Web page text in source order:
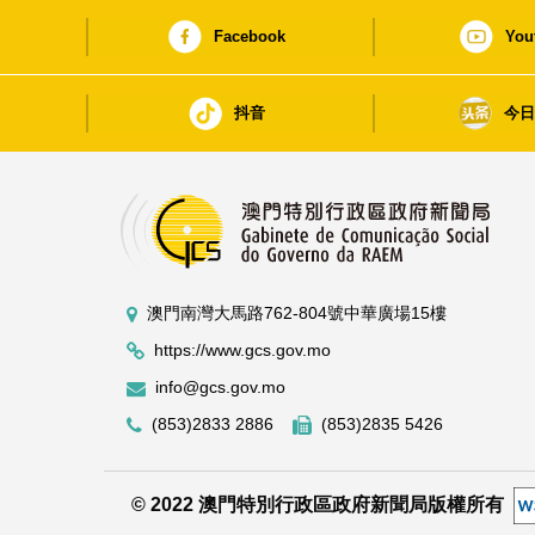
Facebook
抖音 今
澳門南灣大馬路762-804號中華廣場15樓
https://www.gcs.gov.mo
info@gcs.gov.mo
(853)2833 2886
(853)2835 5426
© 2022 澳門特別行政區政府新聞局版權所有